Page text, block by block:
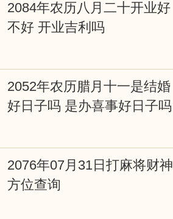
2084年农历八月二十开业好
不好 开业吉利吗
2052年农历腊月十一是结婚
好日子吗 是办喜事好日子吗
2076年07月31日打麻将财神
方位查询